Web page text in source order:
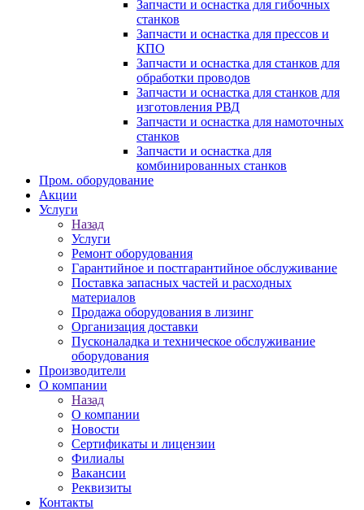
Запчасти и оснастка для гибочных
станков
Запчасти и оснастка для прессов и
КПО
Запчасти и оснастка для станков для
обработки проводов
Запчасти и оснастка для станков для
изготовления РВД
Запчасти и оснастка для намоточных
станков
Запчасти и оснастка для
комбинированных станков
Пром. оборудование
Акции
Услуги
Назад
Услуги
Ремонт оборудования
Гарантийное и постгарантийное обслуживание
Поставка запасных частей и расходных
материалов
Продажа оборудования в лизинг
Организация доставки
Пусконаладка и техническое обслуживание
оборудования
Производители
О компании
Назад
О компании
Новости
Сертификаты и лицензии
Филиалы
Вакансии
Реквизиты
Контакты